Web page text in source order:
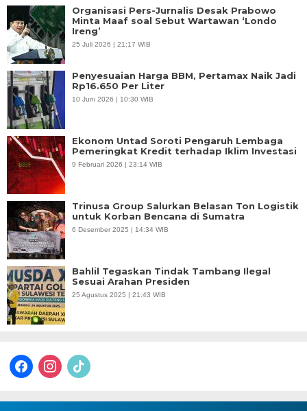
Organisasi Pers-Jurnalis Desak Prabowo
Minta Maaf soal Sebut Wartawan ‘Londo
Ireng’
25 Juli 2026 | 21:17 WIB
Penyesuaian Harga BBM, Pertamax Naik Jadi
Rp16.650 Per Liter
10 Juni 2026 | 10:30 WIB
Ekonom Untad Soroti Pengaruh Lembaga
Pemeringkat Kredit terhadap Iklim Investasi
9 Februari 2026 | 23:14 WIB
Trinusa Group Salurkan Belasan Ton Logistik
untuk Korban Bencana di Sumatra
6 Desember 2025 | 14:34 WIB
Bahlil Tegaskan Tindak Tambang Ilegal
Sesuai Arahan Presiden
25 Agustus 2025 | 21:43 WIB
facebookinstagram
tiktok